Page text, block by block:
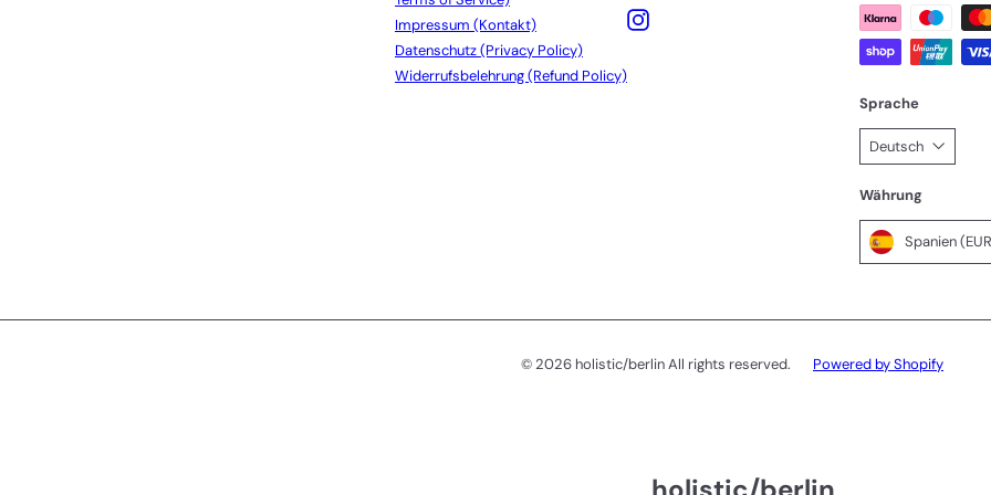
Impressum (Kontakt)
Datenschutz (Privacy Policy)
Widerrufsbelehrung (Refund Policy)
Instagram
Sprache
Deutsch
Währung
© 2026 holistic/berlin All rights reserved. Powered by Shopify